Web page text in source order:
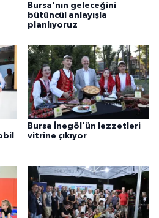
Bursa'nın geleceğini
bütüncül anlayışla
planlıyoruz
Bursa İnegöl'ün lezzetleri
vitrine çıkıyor